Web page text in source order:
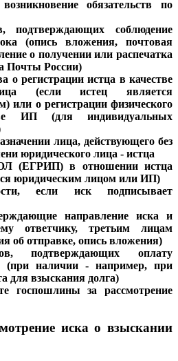
обязательств по
подтверждающих соблюдение
(опись вложения, почтовая
о получении или распечатка
Почты России)
о регистрации истца в качестве
(если истец является
или о регистрации физического
ИП (для индивидуальных
лица, действующего без
юридического лица - истца
(ЕГРИП) в отношении истца
юридическим лицом или ИП)
если иск подписывает
направление иска и
ответчику, третьим лицам
об отправке, опись вложения)
подтверждающих оплату
(при наличии - например, при
для взыскания долга)
госпошлины за рассмотрение
иска о взыскании